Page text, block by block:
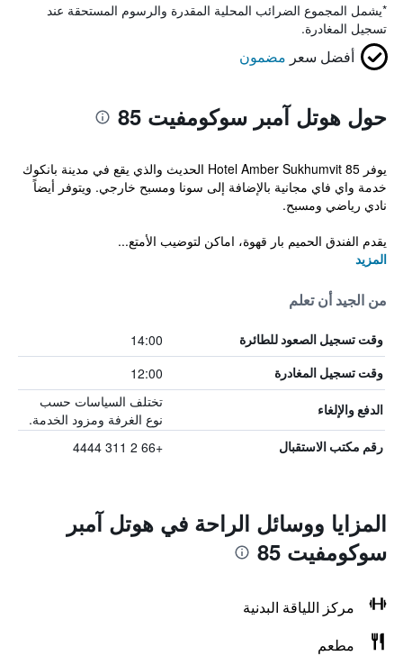
*يشمل المجموع الضرائب المحلية المقدرة والرسوم المستحقة عند
تسجيل المغادرة.
أفضل سعر مضمون
حول هوتل آمبر سوكومفيت 85
يوفر Hotel Amber Sukhumvit 85 الحديث والذي يقع في مدينة بانكوك
خدمة واي فاي مجانية بالإضافة إلى سونا ومسبح خارجي. ويتوفر أيضاً
نادي رياضي ومسبح.
يقدم الفندق الحميم بار قهوة، اماكن لتوضيب الأمتع...
المزيد
من الجيد أن تعلم
وقت تسجيل الصعود للطائرة 14:00
وقت تسجيل المغادرة 12:00
الدفع والإلغاء
تختلف السياسات حسب
نوع الغرفة ومزود الخدمة.
رقم مكتب الاستقبال +66 2 311 4444
المزايا ووسائل الراحة في هوتل آمبر
سوكومفيت 85
مركز اللياقة البدنية
مطعم